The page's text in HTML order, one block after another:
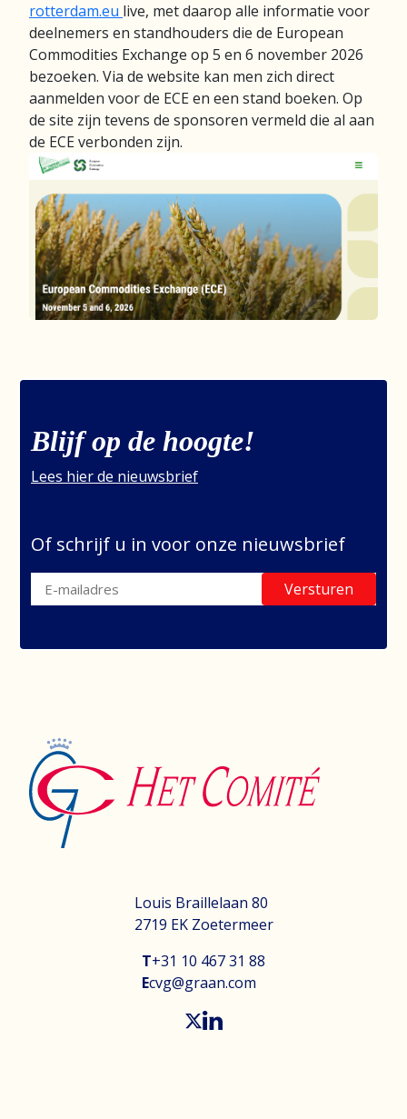
rotterdam.eu live, met daarop alle informatie voor
deelnemers en standhouders die de European
Commodities Exchange op 5 en 6 november 2026
bezoeken. Via de website kan men zich direct
aanmelden voor de ECE en een stand boeken. Op
de site zijn tevens de sponsoren vermeld die al aan
de ECE verbonden zijn.
Blijf op de hoogte!
Lees hier de nieuwsbrief
Of schrijf u in voor onze nieuwsbrief
Versturen
Louis Braillelaan 80
2719 EK Zoetermeer
T+31 10 467 31 88
Ecvg@graan.com